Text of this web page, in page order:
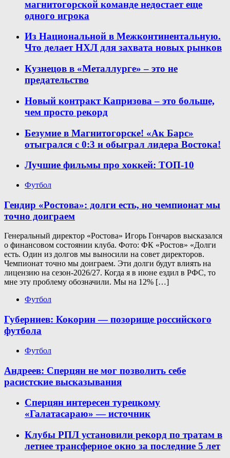
магнитогорской команде недостает еще
одного игрока
Из Национальной в Межконтинентальную.
Что делает НХЛ для захвата новых рынков
Кузнецов в «Металлурге» – это не
предательство
Новый контракт Капризова – это больше,
чем просто рекорд
Безумие в Магнитогорске! «Ак Барс»
отыгрался с 0:3 и обыграл лидера Востока!
Лучшие фильмы про хоккей: ТОП-10
Футбол
Гендир «Ростова»: долги есть, но чемпионат мы
точно доиграем
Генеральный директор «Ростова» Игорь Гончаров высказался
о финансовом состоянии клуба. Фото: ФК «Ростов» «Долги
есть. Один из долгов мы выносили на совет директоров.
Чемпионат точно мы доиграем. Эти долги будут влиять на
лицензию на сезон-2026/27. Когда я в июне ездил в РФС, то
мне эту проблему обозначили. Мы на 12% […]
Футбол
Губерниев: Кокорин — позорище российского
футбола
Футбол
Андреев: Сперцян не мог позволить себе
расистские высказывания
Сперцян интересен турецкому
«Галатасараю» — источник
Клубы РПЛ установили рекорд по тратам в
летнее трансферное окно за последние 5 лет